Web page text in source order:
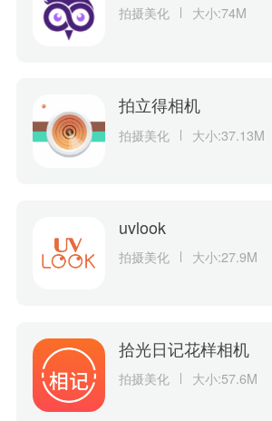
拍摄美化 大小:74M
拍立得相机
拍摄美化 大小:37.13M
uvlook
拍摄美化 大小:27.9M
拾光日记花样相机
拍摄美化 大小:57.6M